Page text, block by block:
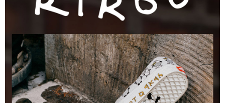
帳／街口支付／iPASS MONEY」等通路繳費。
用戶於交易時，得透過本服務購買商品或服務，並由商店將買賣／分期付款
買賣價金債權讓與本公司後，依約使用本公司帳單繳交帳款。
2.基於同意付款使用「大哥付你分期」之契約關係目的，商店將以您的個人
資料（包含姓名、電話或地址）提供予台灣大哥大進項蒐集、處理及利用，
由本公司與您本人進行分期帳單所需資料之確認、核對及更正。
3.完整用戶服務條款，請詳閱以下連結：https://oppay.tw/userRule
２．訂單成立數日內，您將收到繳費通知簡訊。
３．收到繳費通知簡訊後14天內，點擊此簡訊中的連結，可透過四大超商／
※ 請注意：結帳手續完成當下不需立刻繳費，但若您需要取消訂單，請聯絡
購買商品的店家。未經商家同意取消之訂單仍視為有效，需透過AFTEE先享
後付繳納相關費用。
※ 交易是否成功請以「AFTEE先享後付 」之結帳頁面顯示為準，若有關於
是否繳費成功／繳費後需取消欲退款等相關疑問，請聯繫「AFTEE先享後付
客戶支援中心」https://netprotections.freshdesk.com/support/home
【注意事項】
免運費
付款後萊爾富取貨
免運費
7-11取貨付款